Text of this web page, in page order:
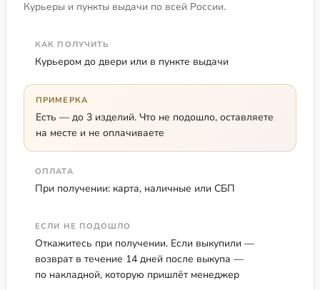
Курьеры и пункты выдачи по всей России.
КАК ПОЛУЧИТЬ
Курьером до двери или в пункте выдачи
ПРИМЕРКА
Есть — до 3 изделий. Что не подошло, оставляете
на месте и не оплачиваете
ОПЛАТА
При получении: карта, наличные или СБП
ЕСЛИ НЕ ПОДОШЛО
Откажитесь при получении. Если выкупили —
возврат в течение 14 дней после выкупа —
по накладной, которую пришлёт менеджер